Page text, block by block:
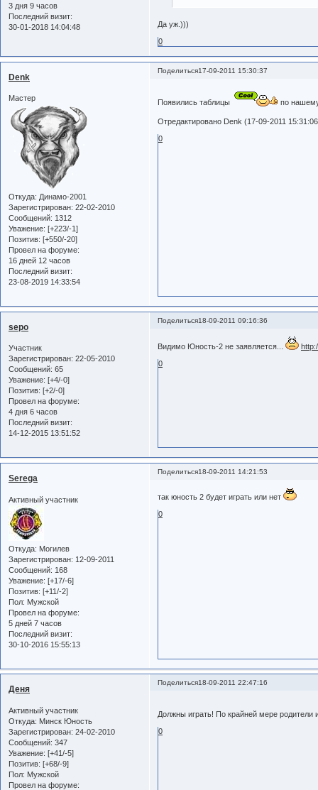
3 дня 9 часов
Последний визит:
30-01-2018 14:04:48
Да уж.)))
0
Поделиться17-09-2011 15:30:37
Denk
Мастер
Откуда: Динамо-2001
Зарегистрирован: 22-02-2010
Сообщений: 1312
Уважение: [+223/-1]
Позитив: [+550/-20]
Провел на форуме:
16 дней 12 часов
Последний визит:
23-08-2019 14:33:54
Появились таблицы по
Отредактировано Denk (17-09-2011
0
Поделиться18-09-2011 09:16:36
sepo
Участник
Зарегистрирован: 22-05-2010
Сообщений: 65
Уважение: [+4/-0]
Позитив: [+2/-0]
Провел на форуме:
4 дня 6 часов
Последний визит:
14-12-2015 13:51:52
Видимо Юность-2 не заявляется...
0
Поделиться18-09-2011 14:21:53
Serega
Активный участник
Откуда: Могилев
Зарегистрирован: 12-09-2011
Сообщений: 168
Уважение: [+17/-6]
Позитив: [+11/-2]
Пол: Мужской
Провел на форуме:
5 дней 7 часов
Последний визит:
30-10-2016 15:55:13
так юность 2 будет играть или нет
0
Поделиться18-09-2011 22:47:16
Деня
Активный участник
Откуда: Минск Юность
Зарегистрирован: 24-02-2010
Сообщений: 347
Уважение: [+41/-5]
Позитив: [+68/-9]
Пол: Мужской
Провел на форуме:
Должны играть! По крайней мере родители
0